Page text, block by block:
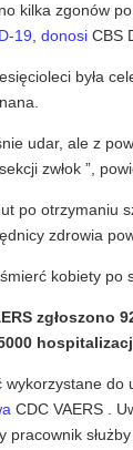
kilka zgonów
19, donosi CBS
była
udar, ale z
zwłok ”,
po
zdrowia
kobiety po
zgłoszono
CDC VAERS .